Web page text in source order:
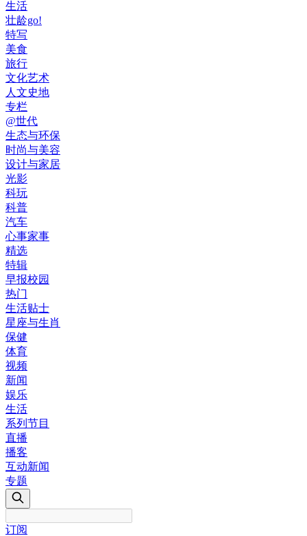
生活
壮龄go!
特写
美食
旅行
文化艺术
人文史地
专栏
@世代
生态与环保
时尚与美容
设计与家居
光影
科玩
科普
汽车
心事家事
精选
特辑
早报校园
热门
生活贴士
星座与生肖
保健
体育
视频
新闻
娱乐
生活
系列节目
直播
播客
互动新闻
专题
订阅